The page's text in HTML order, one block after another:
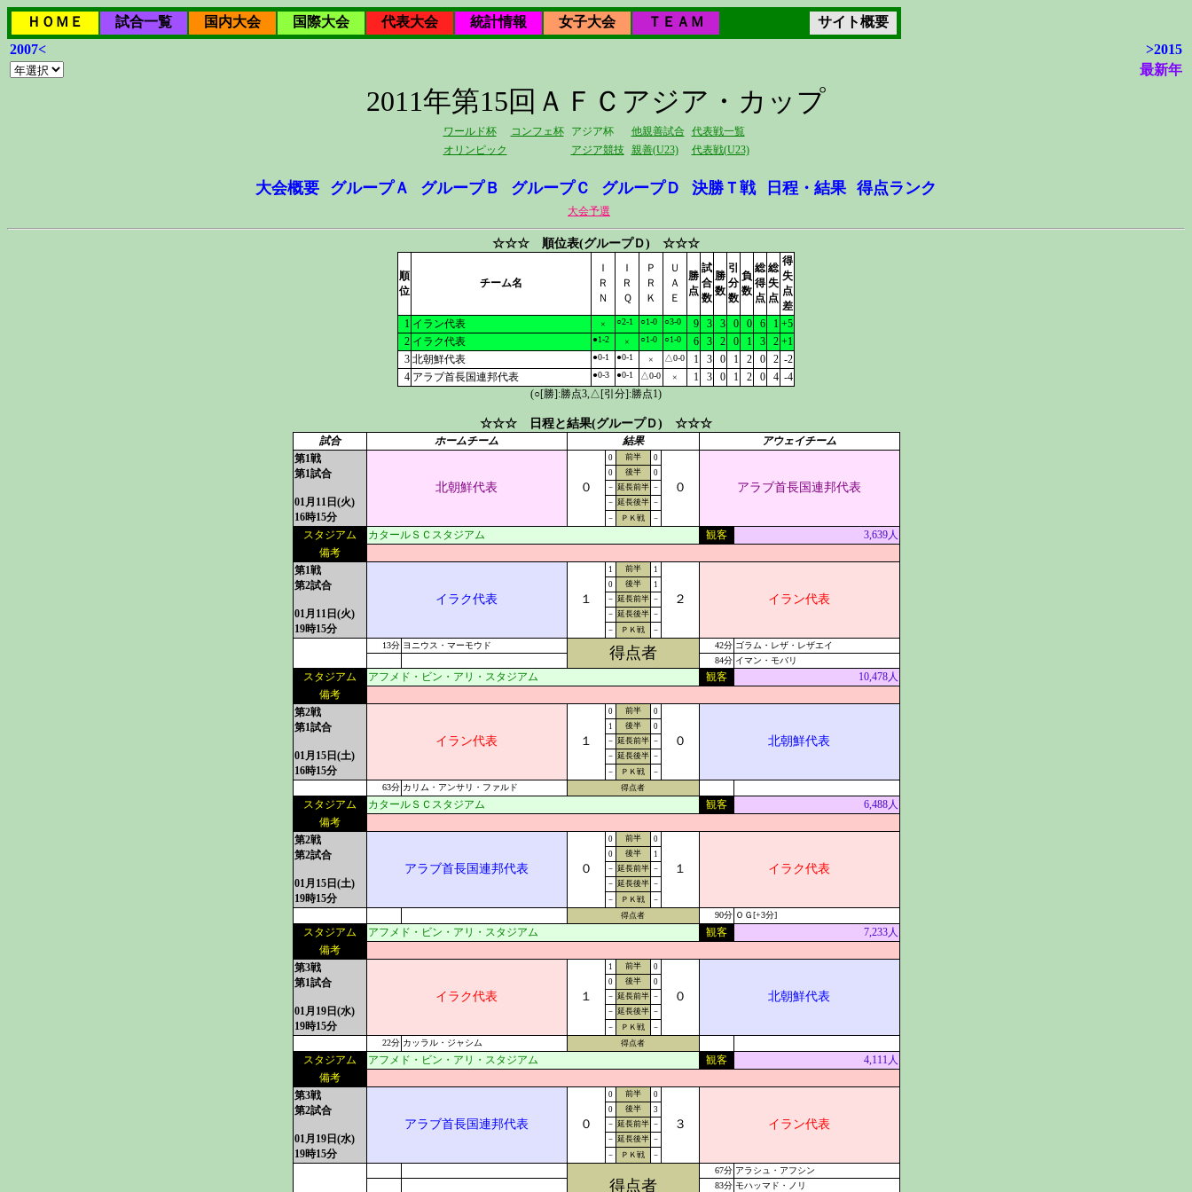
ＨＯＭＥ 試合一覧 国内大会 国際大会 代表大会 統計情報 女子大会 ＴＥＡＭ
サイト概要
2007<
>2015
最新年
2011年第15回ＡＦＣアジア・カップ
ワールド杯 コンフェ杯 アジア杯 他親善試合
代表戦一覧
オリンピック
アジア競技 親善(U23) 代表戦(U23)
大会概要 グループＡ グループＢ グループＣ グループＤ 決勝Ｔ戦 日程・結果 得点ランク
大会予選
☆☆☆ 順位表(グループＤ) ☆☆☆
順
位
チーム名
Ｉ
Ｒ
Ｎ
Ｉ
Ｒ
Ｑ
Ｐ
Ｒ
Ｋ
Ｕ
Ａ
Ｅ
勝
点
試
合
数
勝
数
引
分
数
負
数
総
得
点
総
失
点
得
失
点
差
1 イラン代表 × ○2-1 ○1-0 ○3-0 9 3 3 0 0 6 1 +5
2 イラク代表 ●1-2 × ○1-0 ○1-0 6 3 2 0 1 3 2 +1
3 北朝鮮代表 ●0-1 ●0-1 × △0-0 1 3 0 1 2 0 2 -2
4 アラブ首長国連邦代表 ●0-3 ●0-1 △0-0 × 1 3 0 1 2 0 4 -4
(○[勝]:勝点3,△[引分]:勝点1)
☆☆☆ 日程と結果(グループＤ) ☆☆☆
試合 ホームチーム 結果
アウェイチーム
第1戦
第1試合
01月11日(火)
16時15分
北朝鮮代表 ０
0 前半 0
０ アラブ首長国連邦代表
0 後半
0
－ 延長前半 －
－ 延長後半 －
－
ＰＫ戦 －
スタジアム カタールＳＣスタジアム 観客
3,639人
備考
第1戦
第2試合
01月11日(火)
19時15分
イラク代表 １
1 前半 1
２ イラン代表
0 後半
1
－ 延長前半 －
－ 延長後半 －
－
ＰＫ戦 －
13分 ヨニウス・マーモウド 得点者 42分 ゴラム・レザ・レザエイ
84分 イマン・モバリ
スタジアム アフメド・ビン・アリ・スタジアム 観客
10,478人
備考
第2戦
第1試合
01月15日(土)
16時15分
イラン代表 １
0 前半 0
０ 北朝鮮代表
1 後半
0
－ 延長前半 －
－ 延長後半 －
－
ＰＫ戦 －
63分 カリム・アンサリ・ファルド 得点者
スタジアム カタールＳＣスタジアム 観客
6,488人
備考
第2戦
第2試合
01月15日(土)
19時15分
アラブ首長国連邦代表 ０
0 前半 0
１ イラク代表
0 後半
1
－ 延長前半 －
－ 延長後半 －
－
ＰＫ戦
－
得点者
90分 ＯＧ[+3分]
スタジアム アフメド・ビン・アリ・スタジアム 観客
7,233人
備考
第3戦
第1試合
01月19日(水)
19時15分
イラク代表 １
1 前半 0
０ 北朝鮮代表
0 後半
0
－ 延長前半 －
－ 延長後半 －
－
ＰＫ戦 －
22分 カッラル・ジャシム 得点者
スタジアム アフメド・ビン・アリ・スタジアム 観客
4,111人
備考
第3戦
第2試合
01月19日(水)
19時15分
アラブ首長国連邦代表 ０
0 前半 0
３ イラン代表
0 後半
3
－ 延長前半 －
－ 延長後半 －
－
ＰＫ戦 －
得点者
67分 アラシュ・アフシン
83分 モハッマド・ノリ